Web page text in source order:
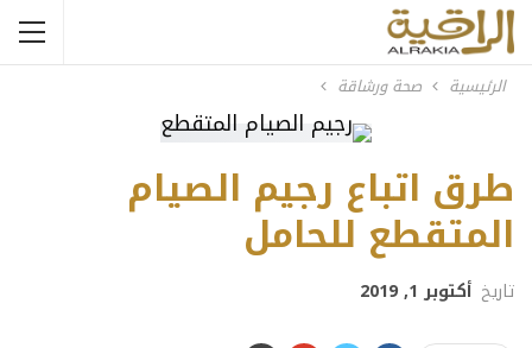
الرئيسية صحة ورشاقة
طرق اتباع رجيم الصيام
المتقطع للحامل
تاريخ أكتوبر 1, 2019